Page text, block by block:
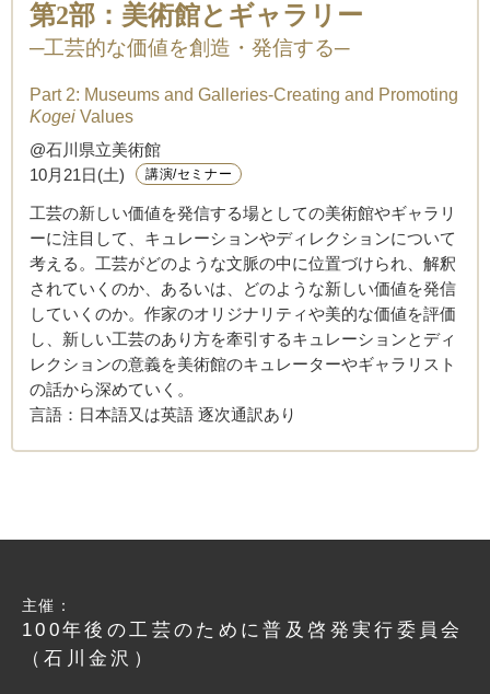
第2部：美術館とギャラリー
─工芸的な価値を創造・発信する─
Part 2: Museums and Galleries-Creating and Promoting
Kogei Values
@石川県立美術館
10月21日(土)
講演/セミナー
工芸の新しい価値を発信する場としての美術館やギャラリ
ーに注目して、キュレーションやディレクションについて
考える。工芸がどのような文脈の中に位置づけられ、解釈
されていくのか、あるいは、どのような新しい価値を発信
していくのか。作家のオリジナリティや美的な価値を評価
し、新しい工芸のあり方を牽引するキュレーションとディ
レクションの意義を美術館のキュレーターやギャラリスト
の話から深めていく。
言語：日本語又は英語 逐次通訳あり
主催：
100年後の工芸のために普及啓発実行委員会
（石川金沢）